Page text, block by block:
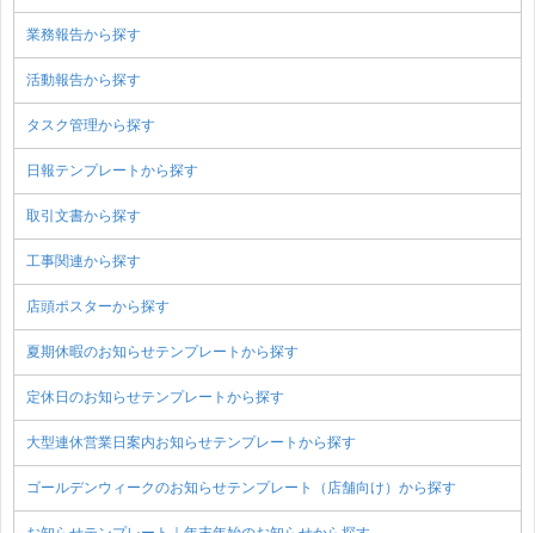
業務報告から探す
活動報告から探す
タスク管理から探す
日報テンプレートから探す
取引文書から探す
工事関連から探す
店頭ポスターから探す
夏期休暇のお知らせテンプレートから探す
定休日のお知らせテンプレートから探す
大型連休営業日案内お知らせテンプレートから探す
ゴールデンウィークのお知らせテンプレート（店舗向け）から探す